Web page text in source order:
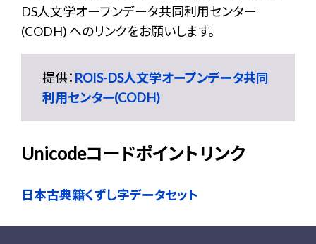
DS人文学オープンデータ共同利用センター
(CODH) へのリンクをお願いします。
提供： ROIS-DS人文学オープンデータ共同
利用センター(CODH)
Unicodeコードポイントリンク
日本古典籍くずし字データセット